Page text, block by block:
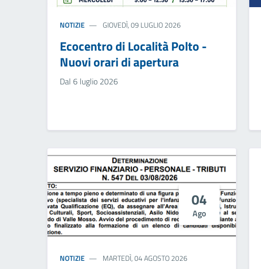
NOTIZIE GIOVEDÌ, 09 LUGLIO 2026
Ecocentro di Località Polto -
Nuovi orari di apertura
Dal 6 luglio 2026
04
Ago
NOTIZIE MARTEDÌ, 04 AGOSTO 2026